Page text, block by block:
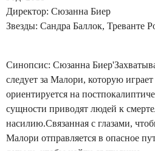
Директор: Сюзанна Биер
Звезды: Сандра Баллок, Треванте
Синопсис: Сюзанна
следует за Малори, которую
ориентируется на
сущности приводят людей к
насилию.Связанная с глазами,
Малори отправляется в опасное